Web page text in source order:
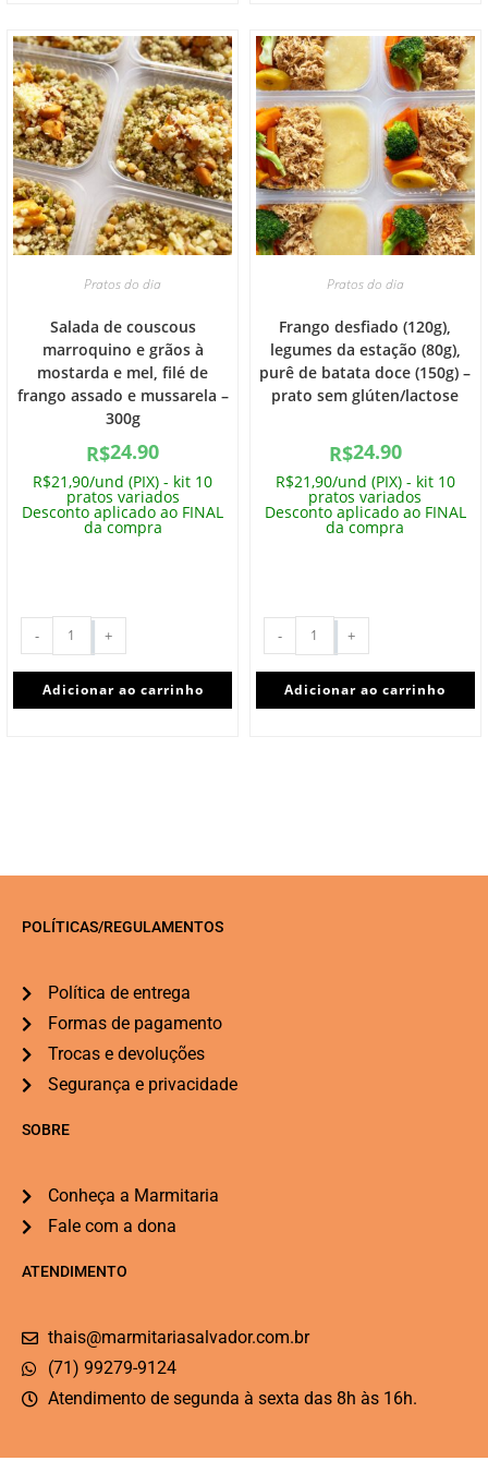
Pratos do dia
Salada de couscous
marroquino e grãos à
mostarda e mel, filé de
frango assado e mussarela –
300g
R$24.90
R$21,90/und (PIX) - kit 10
pratos variados
Desconto aplicado ao FINAL
da compra
- +
Adicionar ao carrinho
Pratos do dia
Frango desfiado (120g),
legumes da estação (80g),
purê de batata doce (150g) –
prato sem glúten/lactose
R$24.90
R$21,90/und (PIX) - kit 10
pratos variados
Desconto aplicado ao FINAL
da compra
- +
Adicionar ao carrinho
POLÍTICAS/REGULAMENTOS
Política de entrega
Formas de pagamento
Trocas e devoluções
Segurança e privacidade
SOBRE
Conheça a Marmitaria
Fale com a dona
ATENDIMENTO
thais@marmitariasalvador.com.br
(71) 99279-9124
Atendimento de segunda à sexta das 8h às 16h.